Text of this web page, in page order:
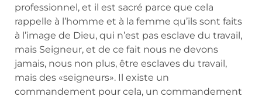
professionnel, et il est sacré parce que cela
rappelle à l’homme et à la femme qu’ils sont faits
à l’image de Dieu, qui n’est pas esclave du travail,
mais Seigneur, et de ce fait nous ne devons
jamais, nous non plus, être esclaves du travail,
mais des «seigneurs». Il existe un
commandement pour cela, un commandement